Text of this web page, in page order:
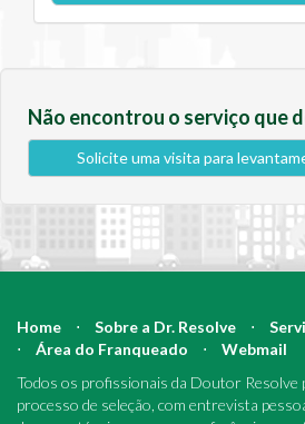
Não encontrou o serviço que
Solicite uma visita para
Home ⋅ Sobre a Dr. Resolve ⋅
⋅
Área do Franqueado ⋅
Webmail
Todos os profissionais da Doutor Resolve
processo de seleção, com entrevista